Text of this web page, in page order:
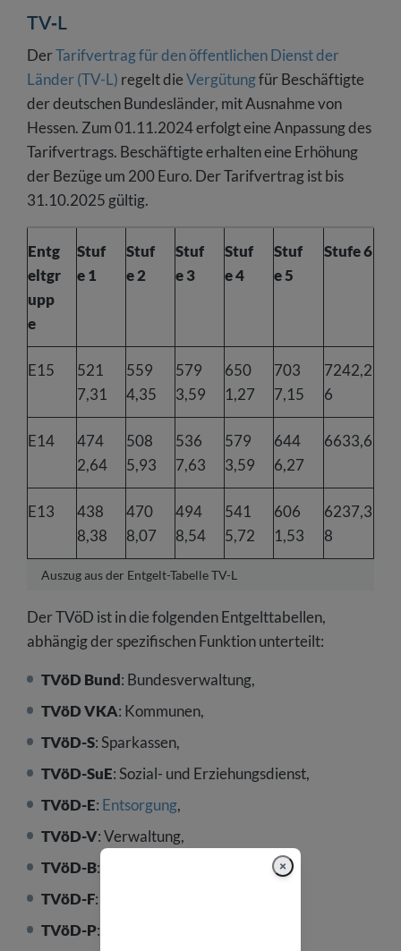
TV-L
DerTarifvertrag für den öffentlichen Dienst der
Länder (TV-L) regelt dieVergütungfür Beschäftigte
der deutschen Bundesländer, mit Ausnahme von
Hessen. Zum 01.11.2024 erfolgt eine Anpassung des
Tarifvertrags. Beschäftigte erhalten eine Erhöhung
der Bezüge um 200 Euro. Der Tarifvertrag ist bis
31.10.2025 gültig.
Entg
eltgr
upp
e
Stuf
e 1
Stuf
e 2
Stuf
e 3
Stuf
e 4
Stuf
e 5
Stufe 6
E15
521
7,31
559
4,35
579
3,59
650
1,27
703
7,15
7242,2
6
E14
474
2,64
508
5,93
536
7,63
579
3,59
644
6,27
6633,6
E13
438
8,38
470
8,07
494
8,54
541
5,72
606
1,53
6237,3
8
Auszug aus der Entgelt-Tabelle TV-L
Der TVöD ist in die folgenden Entgelttabellen,
abhängig der spezifischen Funktion unterteilt:
TVöD Bund: Bundesverwaltung,
TVöD VKA: Kommunen,
TVöD-S: Sparkassen,
TVöD-SuE: Sozial- und Erziehungsdienst,
TVöD-E: Entsorgung,
TVöD-V: Verwaltung,
TVöD-B: Pflege und Betreuung,
TVöD-F: Flughäfen,
TVöD-P: Pflegepersonal,
×